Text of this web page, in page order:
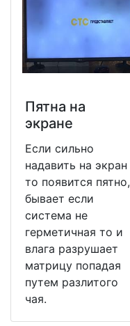
Пятна на
экране
Если сильно
надавить на экран
то появится пятно,
бывает если
система не
герметичная то и
влага разрушает
матрицу попадая
путем разлитого
чая.